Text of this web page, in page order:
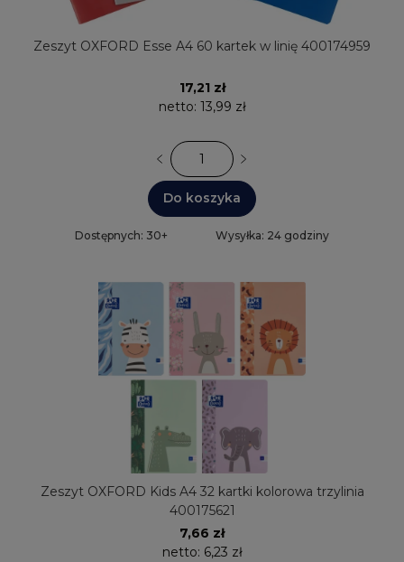
Zeszyt OXFORD Esse A4 60 kartek w linię 400174959
17,21 zł
netto: 13,99 zł
Do koszyka
Dostępnych: 30+ Wysyłka: 24 godziny
Zeszyt OXFORD Kids A4 32 kartki kolorowa trzylinia
400175621
7,66 zł
netto: 6,23 zł